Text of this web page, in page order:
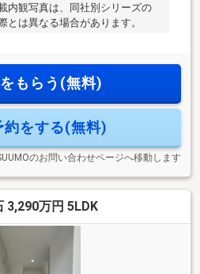
内観写真は、同社別シリーズの
とは異なる場合があります。
もらう(無料)
約をする(無料)
のお問い合わせページへ移動します
3,290万円 5LDK